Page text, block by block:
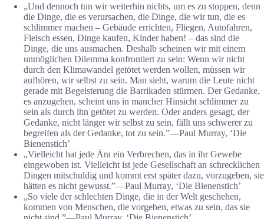
„Und dennoch tun wir weiterhin nichts, um es zu stoppen, denn
die Dinge, die es verursachen, die Dinge, die wir tun, die es
schlimmer machen – Gebäude errichten, Fliegen, Autofahren,
Fleisch essen, Dinge kaufen, Kinder haben! – das sind die
Dinge, die uns ausmachen. Deshalb scheinen wir mit einem
unmöglichen Dilemma konfrontiert zu sein: Wenn wir nicht
durch den Klimawandel getötet werden wollen, müssen wir
aufhören, wir selbst zu sein. Man sieht, warum die Leute nicht
gerade mit Begeisterung die Barrikaden stürmen. Der Gedanke,
es anzugehen, scheint uns in mancher Hinsicht schlimmer zu
sein als durch ihn getötet zu werden. Oder anders gesagt, der
Gedanke, nicht länger wir selbst zu sein, fällt uns schwerer zu
begreifen als der Gedanke, tot zu sein.”―Paul Murray, ‘Die
Bienenstich’
„Vielleicht hat jede Ära ein Verbrechen, das in ihr Gewebe
eingewoben ist. Vielleicht ist jede Gesellschaft an schrecklichen
Dingen mitschuldig und kommt erst später dazu, vorzugeben, sie
hätten es nicht gewusst.”―Paul Murray, ‘Die Bienenstich’
„So viele der schlechten Dinge, die in der Welt geschehen,
kommen von Menschen, die vorgeben, etwas zu sein, das sie